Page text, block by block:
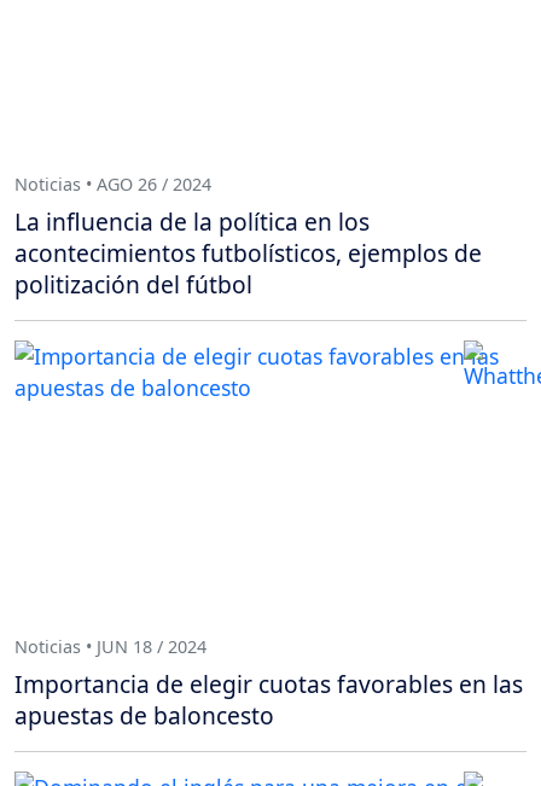
Noticias • AGO 26 / 2024
La influencia de la política en los
acontecimientos futbolísticos, ejemplos de
politización del fútbol
Noticias • JUN 18 / 2024
Importancia de elegir cuotas favorables en las
apuestas de baloncesto